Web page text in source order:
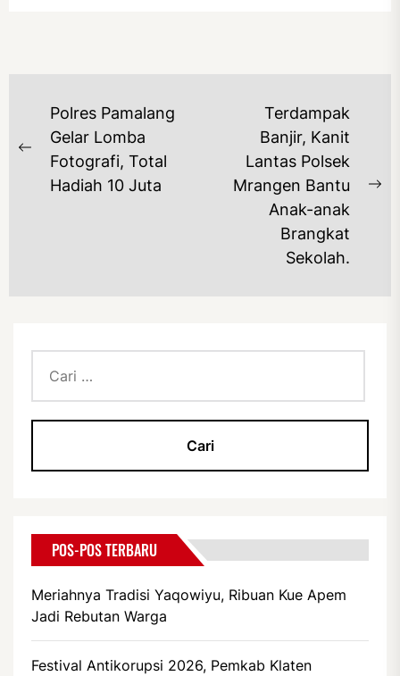
NAVIGASI
POS
Previous
post:
Polres Pamalang
Gelar Lomba
Fotografi, Total
Hadiah 10 Juta
Terdampak
Banjir, Kanit
Lantas Polsek
Mrangen Bantu
Anak-anak
Brangkat
Sekolah.
untuk:
POS-POS TERBARU
Meriahnya Tradisi Yaqowiyu, Ribuan Kue Apem
Jadi Rebutan Warga
Festival Antikorupsi 2026, Pemkab Klaten